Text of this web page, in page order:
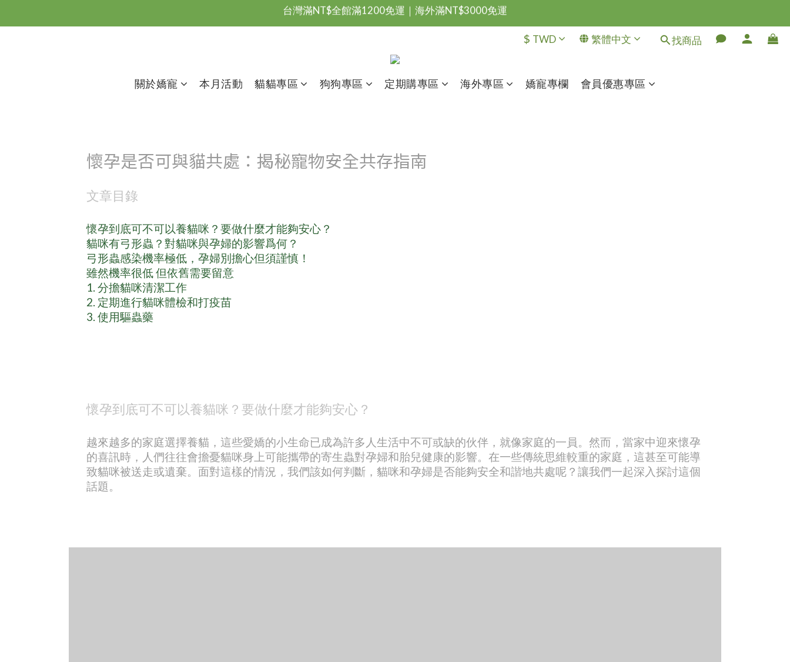
台灣滿NT$全館滿1200免運｜海外滿NT$3000免運
會員優惠專區由此進
$ TWD 繁體中文 找商品
關於嬌寵 本月活動 貓貓專區 狗狗專區 定期購專區 海外專區 嬌寵專欄 會員優惠專區
懷孕是否可與貓共處：揭秘寵物安全共存指南
文章目錄
懷孕到底可不可以養貓咪？要做什麼才能夠安心？
貓咪有弓形蟲？對貓咪與孕婦的影響爲何？
弓形蟲感染機率極低，孕婦別擔心但須謹慎！
雖然機率很低 但依舊需要留意
1. 分擔貓咪清潔工作
2. 定期進行貓咪體檢和打疫苗
3. 使用驅蟲藥
懷孕到底可不可以養貓咪？要做什麼才能夠安心？
越來越多的家庭選擇養貓，這些愛嬌的小生命已成為許多人生活中不可或缺的伙伴，就像家庭的一員。然而，當家中迎來懷孕
的喜訊時，人們往往會擔憂貓咪身上可能攜帶的寄生蟲對孕婦和胎兒健康的影響。在一些傳統思維較重的家庭，這甚至可能導
致貓咪被送走或遺棄。面對這樣的情況，我們該如何判斷，貓咪和孕婦是否能夠安全和諧地共處呢？讓我們一起深入探討這個
話題。